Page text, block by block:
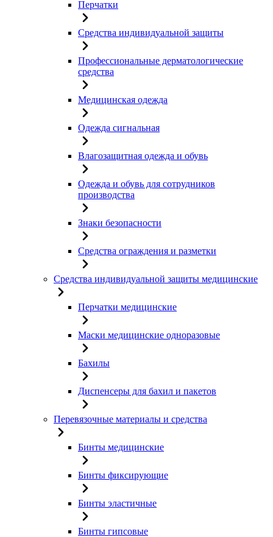
Перчатки
Средства индивидуальной защиты
Профессиональные дерматологические
средства
Медицинская одежда
Одежда сигнальная
Влагозащитная одежда и обувь
Одежда и обувь для сотрудников
производства
Знаки безопасности
Средства ограждения и разметки
Средства индивидуальной защиты медицинские
Перчатки медицинские
Маски медицинские одноразовые
Бахилы
Диспенсеры для бахил и пакетов
Перевязочные материалы и средства
Бинты медицинские
Бинты фиксирующие
Бинты эластичные
Бинты гипсовые